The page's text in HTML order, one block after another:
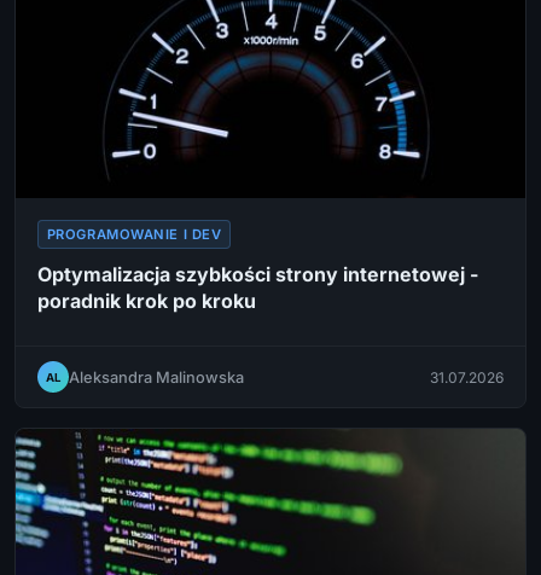
PROGRAMOWANIE I DEV
Optymalizacja szybkości strony internetowej -
poradnik krok po kroku
AL Aleksandra Malinowska 31.07.2026